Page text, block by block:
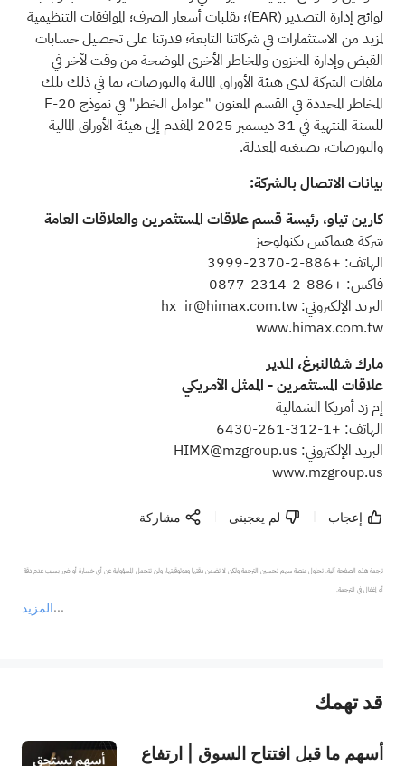
لوائح إدارة التصدير (EAR)؛ تقلبات أسعار الصرف؛ الموافقات التنظيمية
لمزيد من الاستثمارات في شركاتنا التابعة؛ قدرتنا على تحصيل حسابات
القبض وإدارة المخزون والمخاطر الأخرى الموضحة من وقت لآخر في
ملفات الشركة لدى هيئة الأوراق المالية والبورصات، بما في ذلك تلك
المخاطر المحددة في القسم المعنون "عوامل الخطر" في نموذج 20-F
للسنة المنتهية في 31 ديسمبر 2025 المقدم إلى هيئة الأوراق المالية
والبورصات، بصيغته المعدلة.
بيانات الاتصال بالشركة:
كارين تياو، رئيسة قسم علاقات المستثمرين والعلاقات العامة
شركة هيماكس تكنولوجيز
الهاتف: +886-2-2370-3999
فاكس: +886-2-2314-0877
البريد الإلكتروني: hx_ir@himax.com.tw
www.himax.com.tw
مارك شفالنبرغ، المدير
علاقات المستثمرين - الممثل الأمريكي
إم زد أمريكا الشمالية
الهاتف: +1-312-261-6430
البريد الإلكتروني: HIMX@mzgroup.us
www.mzgroup.us
إعجاب لم يعجبنى مشاركة
المزيد
ترجمة هذه الصفحة آلية. تحاول منصة سهم تحسين الترجمة ولكن لا تضمن دقتها وموثوقيتها، ولن تتحمل المسؤولية عن أي خسارة أو ضرر بسبب عدم دقة
أو إغفال في الترجمة.
عند الضرورة، يرجى استشارة مستشار استثمار محترف. لا تقدم منصة سهم أي مشورة استثمارية، ولا تقدم أي التزامات أو ضمانات.
قد تهمك
أسهم ما قبل افتتاح السوق | ارتفاع